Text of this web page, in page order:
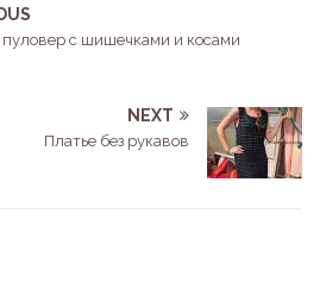
с шишечками и косами
NEXT
Платье без рукавов